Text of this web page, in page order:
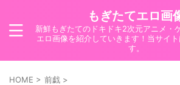
もぎたてエロ画
新鮮もぎたてのドキドキ2次元アニメ・
エロ画像を紹介していきます！当サイト
す。
HOME > 前戯 >